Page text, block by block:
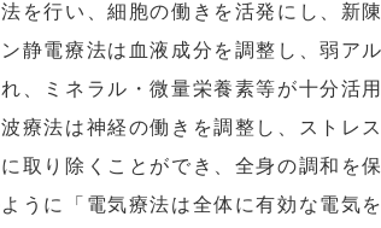
を行い、細胞の働きを活発にし、新
静電療法は血液成分を調整し、弱ア
、ミネラル・微量栄養素等が十分活
療法は神経の働きを調整し、ストレ
に取り除くことができ、全身の調和を
うに「電気療法は全体に有効な電気